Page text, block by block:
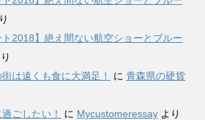
ト2018】絶え間ない航空ショーとブルー
は遠くも食に大満足！
に 青森県の硬貨
ごしたい！
に Mycustomeressay より